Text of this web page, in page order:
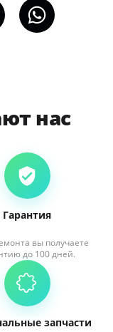
нас
Гарантия
вы получаете
до 100 дней.
запчасти